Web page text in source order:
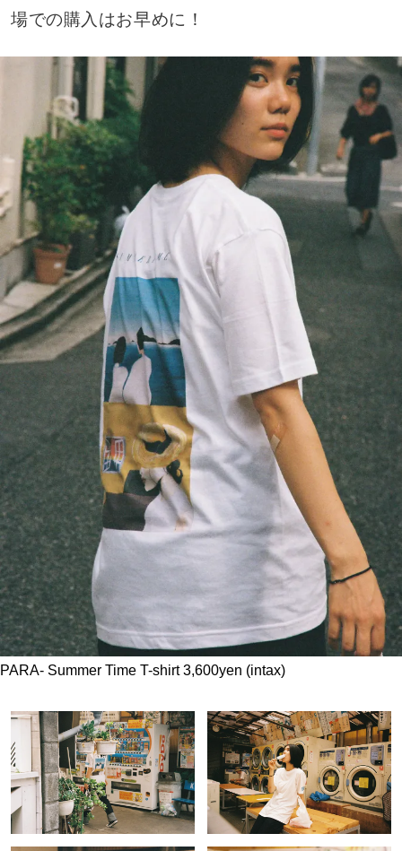
場での購入はお早めに！
PARA- Summer Time T-shirt 3,600yen (intax)